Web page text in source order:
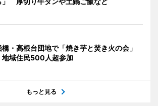
橋・高根台団地で「焼き芋と焚き火の会」
域住民500人超参加
もっと見る